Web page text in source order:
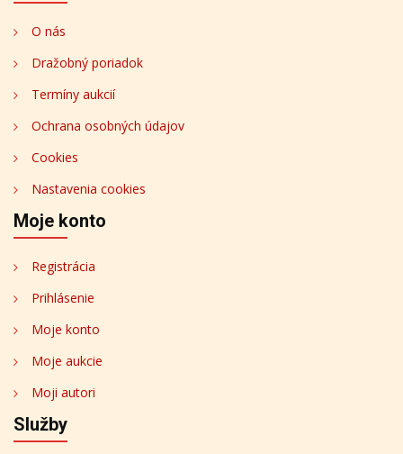
O nás
Dražobný poriadok
Termíny aukcií
Ochrana osobných údajov
Cookies
Nastavenia cookies
Moje konto
Registrácia
Prihlásenie
Moje konto
Moje aukcie
Moji autori
Služby